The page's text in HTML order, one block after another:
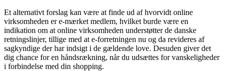
Et alternativt forslag kan være at finde ud af hvorvidt online
virksomheden er e-mærket medlem, hvilket burde være en
indikation om at online virksomheden understøtter de danske
retningslinjer, tillige med at e-forretningen nu og da revideres af
sagkyndige der har indsigt i de gældende love. Desuden giver det
dig chance for en håndsrækning, når du udsættes for vanskeligheder
i forbindelse med din shopping.